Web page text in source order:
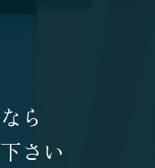
ら
さい